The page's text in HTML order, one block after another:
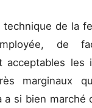
technique de la
de
acceptables les
marginaux
si bien marché